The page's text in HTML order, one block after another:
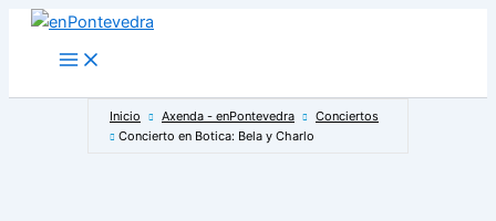
Main
Menu
Inicio Axenda - enPontevedra
Conciertos
Concierto en Botica: Bela y Charlo